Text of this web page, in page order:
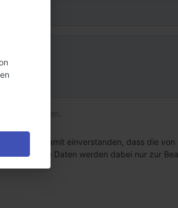
werden.
und bin damit einverstanden, dass die von
Meine Daten werden dabei nur zur